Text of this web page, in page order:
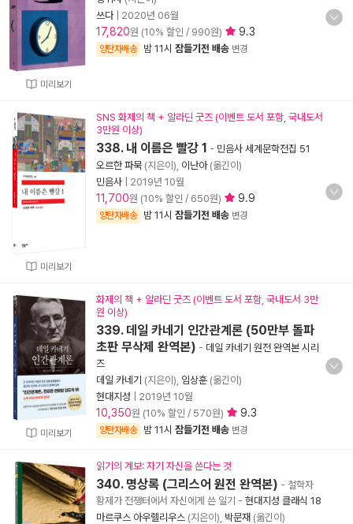
미리보기
쓰다| 2020년 06월
17,820원 (10% 할인 / 990원) 9.3
양탄자배송 밤 11시 잠들기전 배송 변경
미리보기
SNS 화제의 책 + 알라딘 굿즈 (이벤트 도서 포함, 국내도서
3만원 이상)
338. 내 이름은 빨강 1 - 민음사 세계문학전집 51
오르한 파묵 (지은이), 이난아(옮긴이)
민음사
2019년 10월
11,700원 (10% 할인 / 650원) 9.9
양탄자배송 밤 11시 잠들기전 배송 변경
미리보기
화제의 책 + 알라딘 굿즈 (이벤트 도서 포함, 국내도서 3만
원 이상)
339. 데일 카네기 인간관계론 (50만부 돌파
초판 무삭제 완역본) - 데일 카네기 원전 완역본 시리
즈
데일 카네기 (지은이), 임상훈 (옮긴이)
현대지성
2019년 10월
10,350원 (10% 할인 / 570원) 9.3
양탄자배송 밤 11시 잠들기전 배송 변경
읽기의 계보: 자기 자신을 쓴다는 것
340. 명상록 (그리스어 원전 완역본) - 철학자
황제가 전쟁터에서 자신에게 쓴 일기 - 현대지성 클래식 18
마르쿠스 아우렐리우스 (지은이), 박문재 (옮긴이)